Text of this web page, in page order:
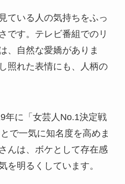
ている人の気持ちをふっ
です。テレビ番組でのリ
、自然な愛嬌がありま
照れた表情にも、人柄の
年に「女芸人No.1決定戦
で一気に知名度を高めま
んは、ボケとして存在感
を明るくしています。